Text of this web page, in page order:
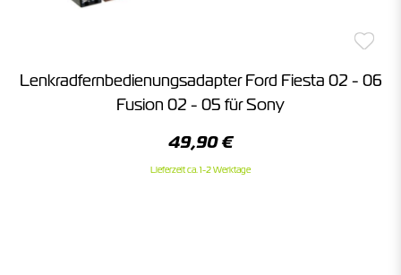
Lenkradfernbedienungsadapter Ford Fiesta 02 - 06
Fusion 02 - 05 für Sony
49,90 €
Lieferzeit ca. 1-2 Werktage